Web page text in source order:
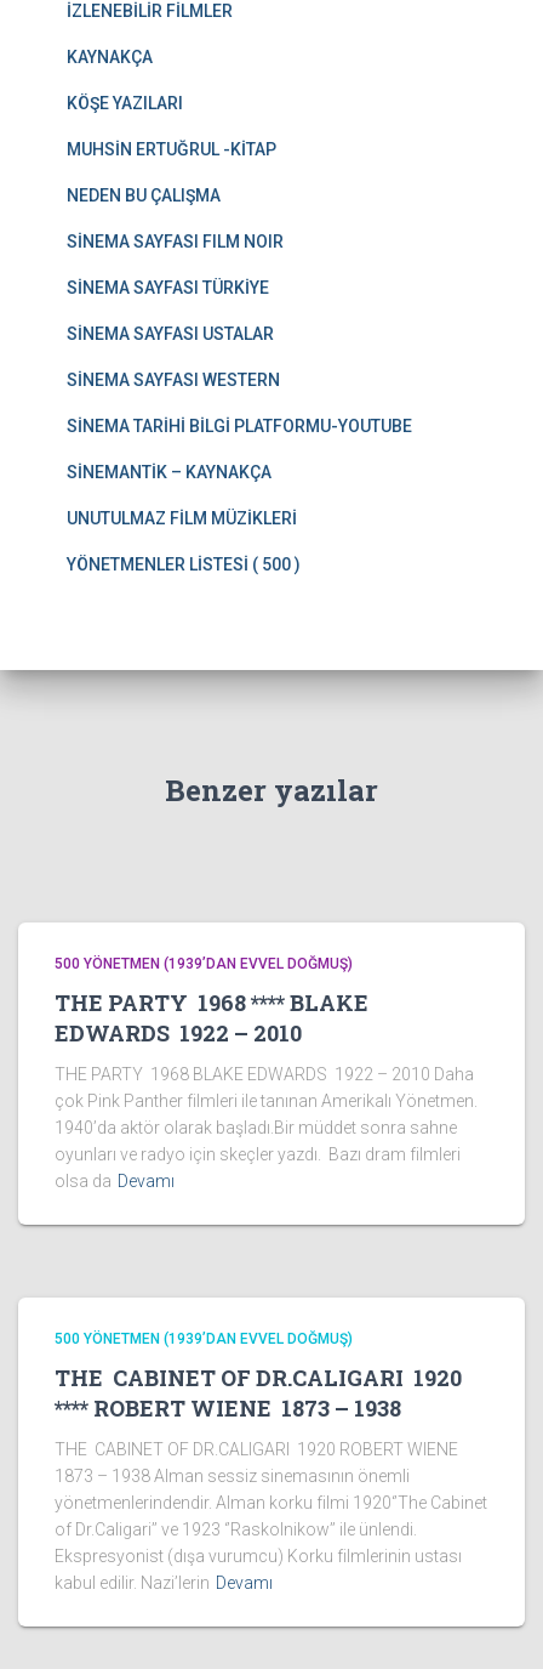
İZLENEBİLİR FİLMLER
KAYNAKÇA
KÖŞE YAZILARI
MUHSİN ERTUĞRUL -KİTAP
NEDEN BU ÇALIŞMA
SİNEMA SAYFASI FILM NOIR
SİNEMA SAYFASI TÜRKİYE
SİNEMA SAYFASI USTALAR
SİNEMA SAYFASI WESTERN
SİNEMA TARİHİ BİLGİ PLATFORMU-YOUTUBE
SİNEMANTİK – KAYNAKÇA
UNUTULMAZ FİLM MÜZİKLERİ
YÖNETMENLER LİSTESİ ( 500 )
Benzer yazılar
500 YÖNETMEN (1939’DAN EVVEL DOĞMUŞ)
THE PARTY 1968 **** BLAKE
EDWARDS 1922 – 2010
THE PARTY 1968 BLAKE EDWARDS 1922 – 2010 Daha
çok Pink Panther filmleri ile tanınan Amerikalı Yönetmen.
1940’da aktör olarak başladı.Bir müddet sonra sahne
oyunları ve radyo için skeçler yazdı. Bazı dram filmleri
olsa da Devamı
500 YÖNETMEN (1939’DAN EVVEL DOĞMUŞ)
THE CABINET OF DR.CALIGARI 1920
**** ROBERT WIENE 1873 – 1938
THE CABINET OF DR.CALIGARI 1920 ROBERT WIENE
1873 – 1938 Alman sessiz sinemasının önemli
yönetmenlerindendir. Alman korku filmi 1920‘’The Cabinet
of Dr.Caligari’’ ve 1923 ‘’Raskolnikow’’ ile ünlendi.
Ekspresyonist (dışa vurumcu) Korku filmlerinin ustası
kabul edilir. Nazi’lerin Devamı